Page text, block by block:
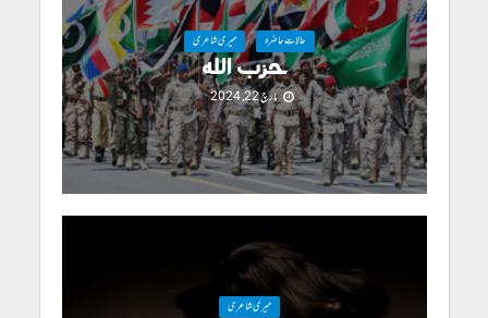
حالاتِ حاضرہ میری شاعری
حزب اللہ
مارچ 22, 2024
میری شاعری